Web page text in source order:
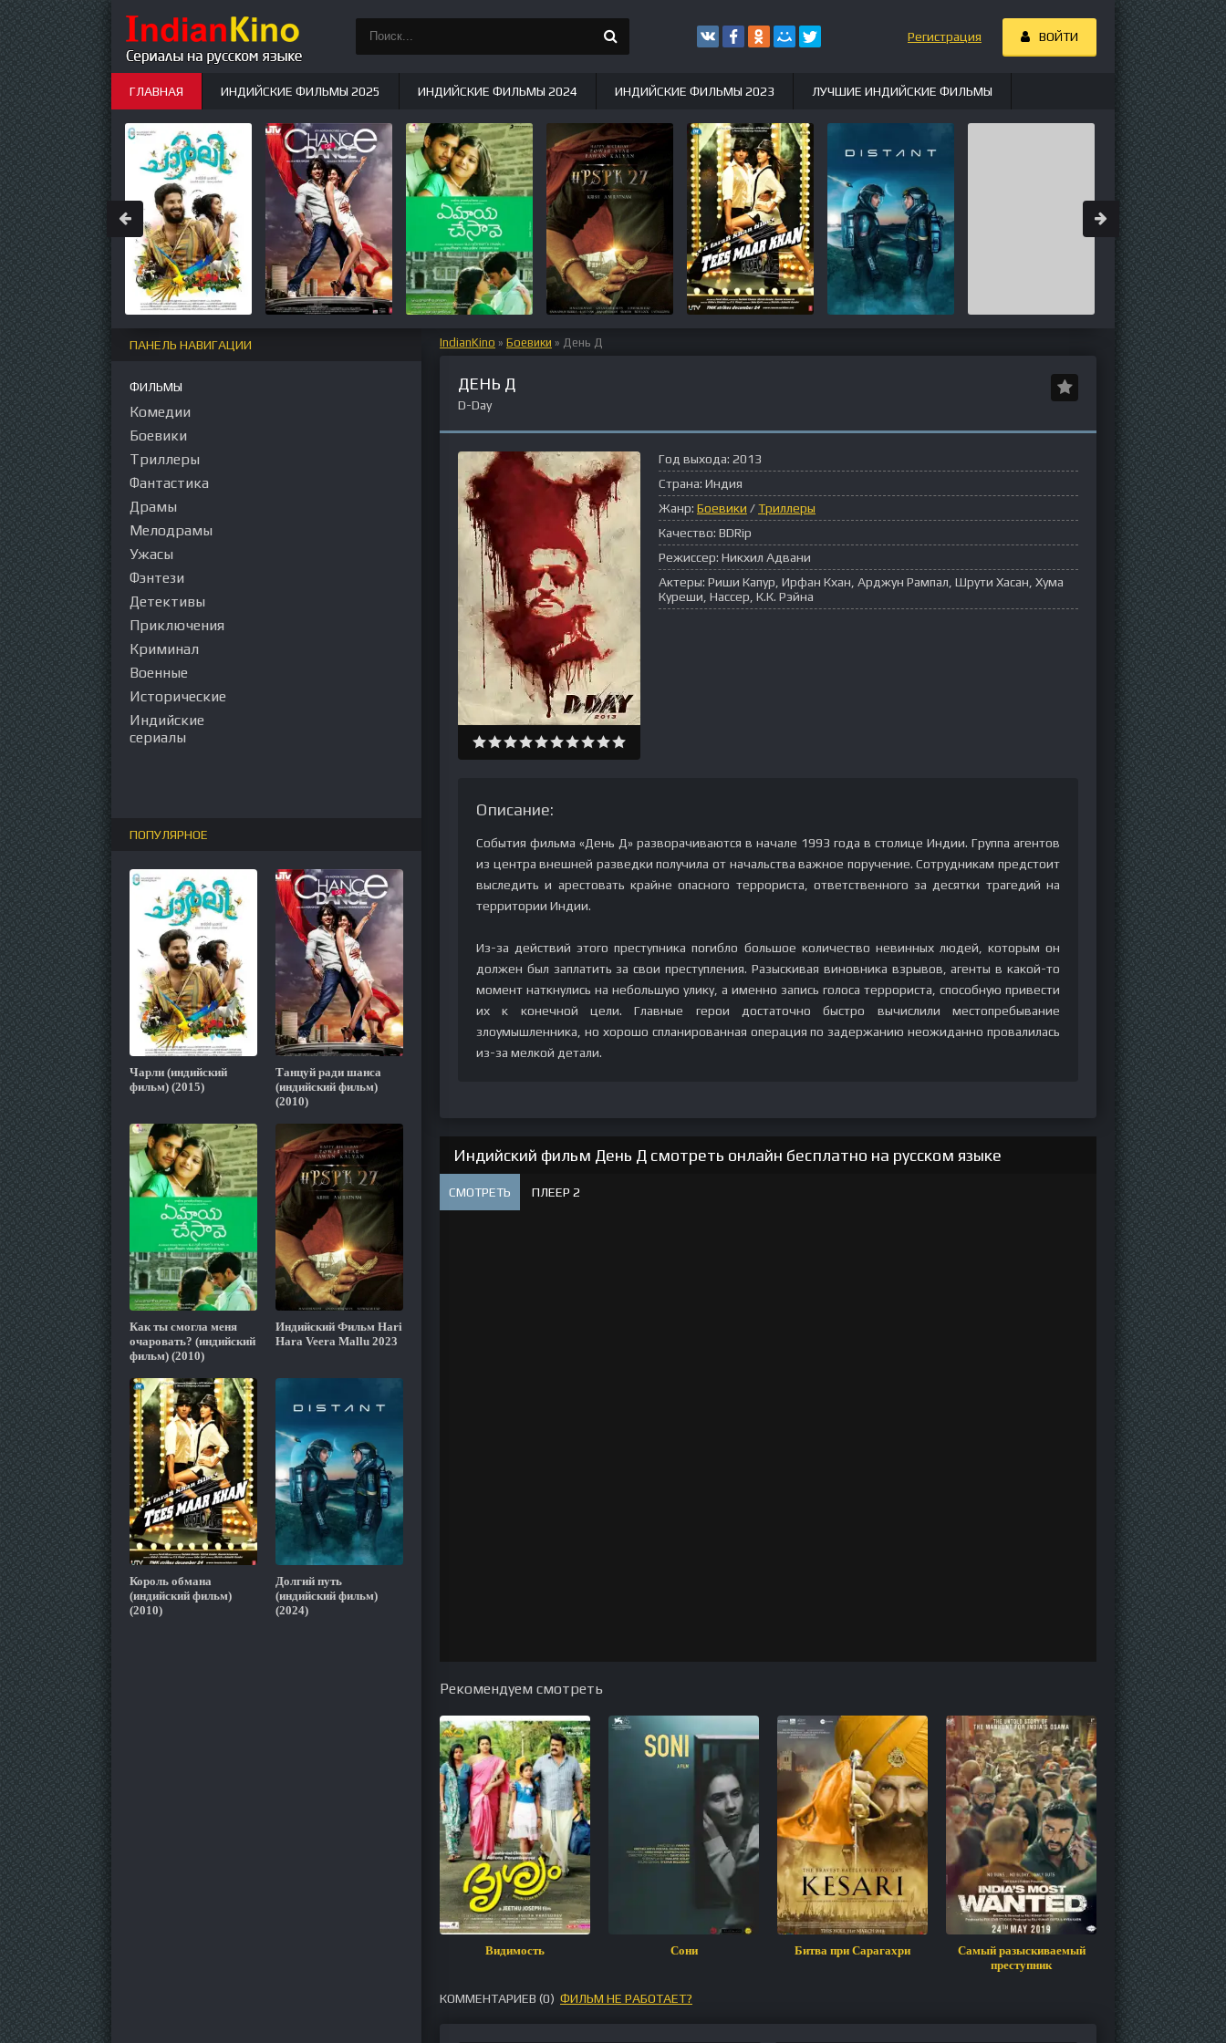
IndianKino » Боевики » День Д
ДЕНЬ Д
D-Day
Год выхода: 2013
Страна: Индия
Жанр: Боевики /Триллеры
Качество: BDRip
Режиссер: Никхил Адвани
Актеры: Риши Капур, Ирфан Кхан, Арджун Рампал, Шрути Хасан, Хума
Куреши, Нассер, К.К. Рэйна
Описание:
События фильма «День Д» разворачиваются в начале 1993 года в столице Индии. Группа агентов
из центра внешней разведки получила от начальства важное поручение. Сотрудникам предстоит
выследить и арестовать крайне опасного террориста, ответственного за десятки трагедий на
территории Индии.
Из-за действий этого преступника погибло большое количество невинных людей, которым он
должен был заплатить за свои преступления. Разыскивая виновника взрывов, агенты в какой-то
момент наткнулись на небольшую улику, а именно запись голоса террориста, способную привести
их к конечной цели. Главные герои достаточно быстро вычислили местопребывание
злоумышленника, но хорошо спланированная операция по задержанию неожиданно провалилась
из-за мелкой детали.
Индийский фильм День Д смотреть онлайн бесплатно на русском языке
СМОТРЕТЬ ПЛЕЕР 2
Рекомендуем смотреть
Видимость Сони Битва при Сарагахри
Самый разыскиваемый
преступник
16 августа 1947
КОММЕНТАРИЕВ (0) ФИЛЬМ НЕ РАБОТАЕТ?
ПАНЕЛЬ НАВИГАЦИИ
ФИЛЬМЫ
Комедии
Боевики
Триллеры
Фантастика
Драмы
Мелодрамы
Ужасы
Фэнтези
Детективы
Приключения
Криминал
Военные
Исторические
Индийские
сериалы
ПОПУЛЯРНОЕ
Чарли (индийский
фильм) (2015)
Танцуй ради шанса
(индийский фильм)
(2010)
Как ты смогла меня
очаровать? (индийский
фильм) (2010)
Индийский Фильм Hari
Hara Veera Mallu 2023
Король обмана
(индийский фильм)
(2010)
Долгий путь
(индийский фильм)
(2024)
Регистрация ВОЙТИ
ГЛАВНАЯ ИНДИЙСКИЕ ФИЛЬМЫ 2025 ИНДИЙСКИЕ ФИЛЬМЫ 2024 ИНДИЙСКИЕ ФИЛЬМЫ 2023 ЛУЧШИЕ ИНДИЙСКИЕ ФИЛЬМЫ
ИНДИЙСКИЕ СЕРИАЛЫ НОВЫЕ